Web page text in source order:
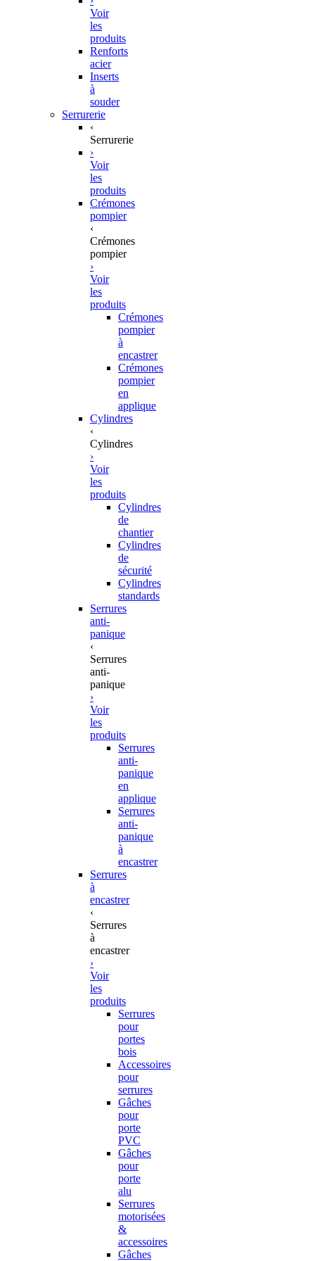
Voir
les
produits
Renforts
acier
Inserts
à
souder
Serrurerie
‹
Serrurerie
›
Voir
les
produits
Crémones
pompier
‹
Crémones
pompier
›
Voir
les
produits
Crémones
pompier
à
encastrer
Crémones
pompier
en
applique
Cylindres
‹
Cylindres
›
Voir
les
produits
Cylindres
de
chantier
Cylindres
de
sécurité
Cylindres
standards
Serrures
anti-
panique
‹
Serrures
anti-
panique
›
Voir
les
produits
Serrures
anti-
panique
en
applique
Serrures
anti-
panique
à
encastrer
Serrures
à
encastrer
‹
Serrures
à
encastrer
›
Voir
les
produits
Serrures
pour
portes
bois
Accessoires
pour
serrures
Gâches
pour
porte
PVC
Gâches
pour
porte
alu
Serrures
motorisées
&
accessoires
Gâches